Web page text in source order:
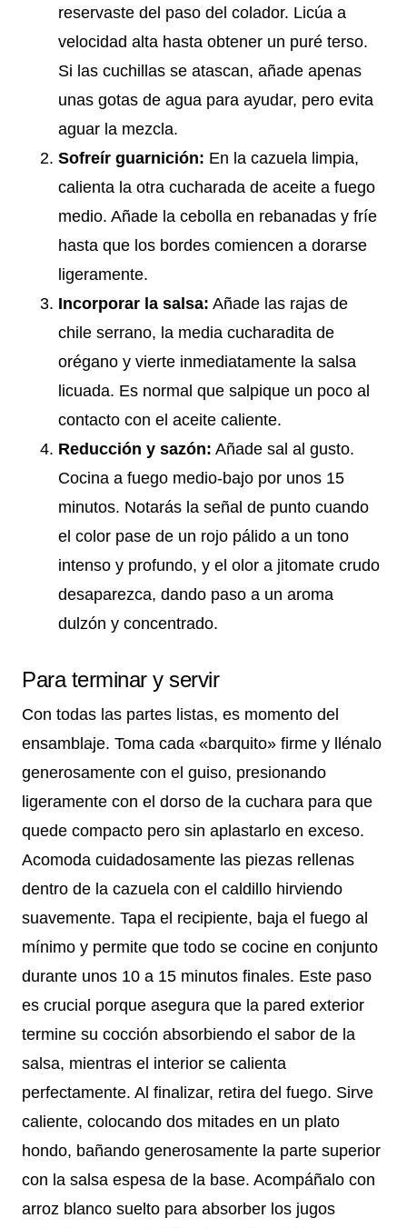
reservaste del paso del colador. Licúa a
velocidad alta hasta obtener un puré terso.
Si las cuchillas se atascan, añade apenas
unas gotas de agua para ayudar, pero evita
aguar la mezcla.
Sofreír guarnición: En la cazuela limpia,
calienta la otra cucharada de aceite a fuego
medio. Añade la cebolla en rebanadas y fríe
hasta que los bordes comiencen a dorarse
ligeramente.
Incorporar la salsa: Añade las rajas de
chile serrano, la media cucharadita de
orégano y vierte inmediatamente la salsa
licuada. Es normal que salpique un poco al
contacto con el aceite caliente.
Reducción y sazón: Añade sal al gusto.
Cocina a fuego medio-bajo por unos 15
minutos. Notarás la señal de punto cuando
el color pase de un rojo pálido a un tono
intenso y profundo, y el olor a jitomate crudo
desaparezca, dando paso a un aroma
dulzón y concentrado.
Para terminar y servir
Con todas las partes listas, es momento del
ensamblaje. Toma cada «barquito» firme y llénalo
generosamente con el guiso, presionando
ligeramente con el dorso de la cuchara para que
quede compacto pero sin aplastarlo en exceso.
Acomoda cuidadosamente las piezas rellenas
dentro de la cazuela con el caldillo hirviendo
suavemente. Tapa el recipiente, baja el fuego al
mínimo y permite que todo se cocine en conjunto
durante unos 10 a 15 minutos finales. Este paso
es crucial porque asegura que la pared exterior
termine su cocción absorbiendo el sabor de la
salsa, mientras el interior se calienta
perfectamente. Al finalizar, retira del fuego. Sirve
caliente, colocando dos mitades en un plato
hondo, bañando generosamente la parte superior
con la salsa espesa de la base. Acompáñalo con
arroz blanco suelto para absorber los jugos